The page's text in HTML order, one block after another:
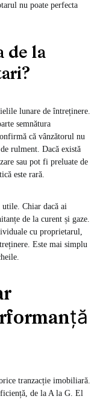
nu poate perfecta
de la
lunare de întreținere.
semnătura
că vânzătorul nu
rulment. Dacă există
sau pot fi preluate de
este rară.
utile. Chiar dacă ai
de la curent și gaze.
cu proprietarul,
Este mai simplu
tranzacție imobiliară.
de la A la G. El